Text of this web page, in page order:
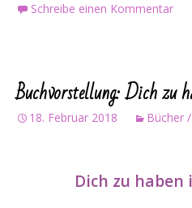
Schreibe einen Kommentar
Buchvorstellung: Dich zu
18. Februar 2018 Bücher
Dich zu